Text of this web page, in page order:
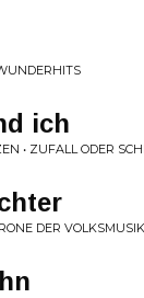
ich
• ZUFALL ODER
DER VOLKSMUSIK